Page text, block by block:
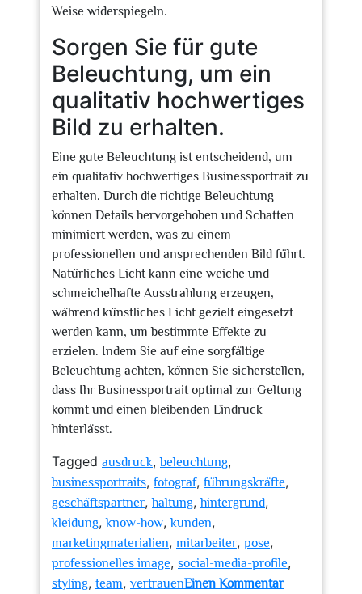
Weise widerspiegeln.
Sorgen Sie für gute
Beleuchtung, um ein
qualitativ hochwertiges
Bild zu erhalten.
Eine gute Beleuchtung ist entscheidend, um
ein qualitativ hochwertiges Businessportrait zu
erhalten. Durch die richtige Beleuchtung
können Details hervorgehoben und Schatten
minimiert werden, was zu einem
professionellen und ansprechenden Bild führt.
Natürliches Licht kann eine weiche und
schmeichelhafte Ausstrahlung erzeugen,
während künstliches Licht gezielt eingesetzt
werden kann, um bestimmte Effekte zu
erzielen. Indem Sie auf eine sorgfältige
Beleuchtung achten, können Sie sicherstellen,
dass Ihr Businessportrait optimal zur Geltung
kommt und einen bleibenden Eindruck
hinterlässt.
Tagged ausdruck,beleuchtung,
businessportraits, fotograf, führungskräfte,
geschäftspartner,haltung,hintergrund,
kleidung,know-how,kunden,
marketingmaterialien, mitarbeiter, pose,
professionelles image, social-media-profile,
styling, team, vertrauenEinen Kommentar